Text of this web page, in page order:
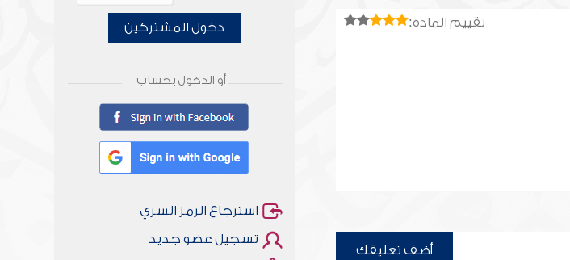
تقييم المادة:
أضف تعليقك
دخول المشتركين
أو الدخول بحساب
استرجاع الرمز السري
تسجيل عضو جديد